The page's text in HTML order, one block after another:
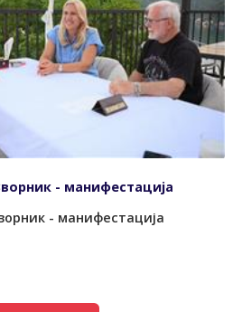
- манифестација
- манифестација